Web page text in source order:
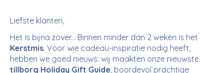
Liefste klanten,
Het is bijna zover... Binnen minder dan 2 weken is het
Kerstmis. Voor wie cadeau-inspiratie nodig heeft,
hebben we goed nieuws: wij maakten onze nieuwste
tillborg Holiday Gift Guide , boordevol prachtige